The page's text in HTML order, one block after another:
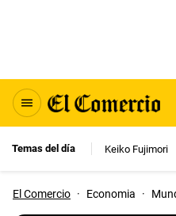
Temas del día Keiko Fujimori
El Comercio · Economia ·